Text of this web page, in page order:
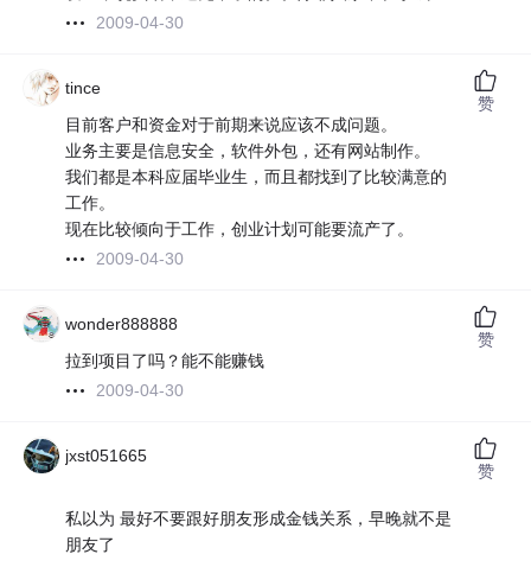
2009-04-30
tince
目前客户和资金对于前期来说应该不成问题。
业务主要是信息安全，软件外包，还有网站制作。
我们都是本科应届毕业生，而且都找到了比较满意的
工作。
现在比较倾向于工作，创业计划可能要流产了。
2009-04-30
赞
wonder888888
拉到项目了吗？能不能赚钱
2009-04-30
赞
jxst051665
私以为 最好不要跟好朋友形成金钱关系，早晚就不是
朋友了
赞